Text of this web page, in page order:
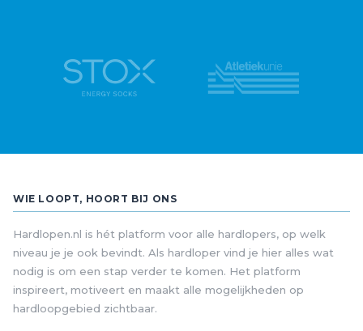
WIE LOOPT, HOORT BIJ ONS
Hardlopen.nl is hét platform voor alle hardlopers, op welk
niveau je je ook bevindt. Als hardloper vind je hier alles wat
nodig is om een stap verder te komen. Het platform
inspireert, motiveert en maakt alle mogelijkheden op
hardloopgebied zichtbaar.